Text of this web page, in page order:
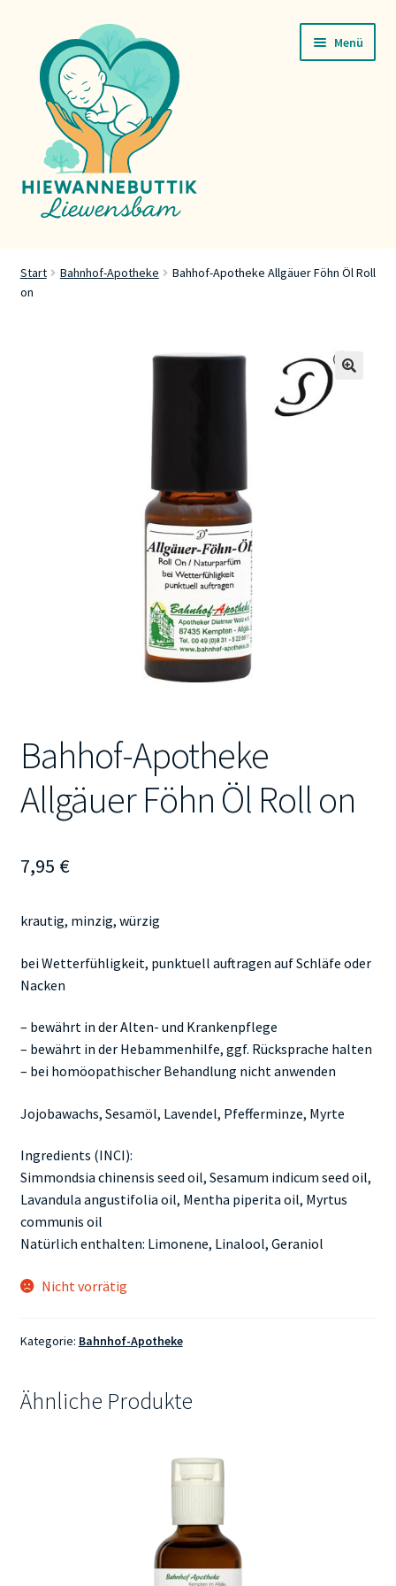
Navigation
springen
Inhalt
springen
Menü
Servicer
Start Bahnhof-Apotheke
Bahhof-Apotheke Allgäuer Föhn Öl Roll
on
Bahhof-Apotheke
Allgäuer Föhn Öl Roll on
7,95 €
krautig, minzig, würzig
bei Wetterfühligkeit, punktuell auftragen auf Schläfe oder
Nacken
– bewährt in der Alten- und Krankenpflege
– bewährt in der Hebammenhilfe, ggf. Rücksprache halten
– bei homöopathischer Behandlung nicht anwenden
Jojobawachs, Sesamöl, Lavendel, Pfefferminze, Myrte
Ingredients (INCI):
Simmondsia chinensis seed oil, Sesamum indicum seed oil,
Lavandula angustifolia oil, Mentha piperita oil, Myrtus
communis oil
Natürlich enthalten: Limonene, Linalool, Geraniol
Nicht vorrätig
Kategorie: Bahnhof-Apotheke
Ähnliche Produkte